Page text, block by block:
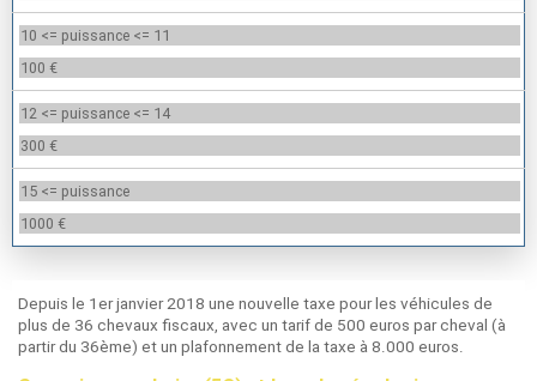
10 <= puissance <= 11
100 €
12 <= puissance <= 14
300 €
15 <= puissance
1000 €
Depuis le 1er janvier 2018 une nouvelle taxe pour les véhicules de
plus de 36 chevaux fiscaux, avec un tarif de 500 euros par cheval (à
partir du 36ème) et un plafonnement de la taxe à 8.000 euros.